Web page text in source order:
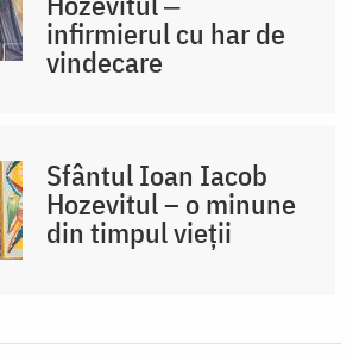
infirmierul cu har de
vindecare
Sfântul Ioan Iacob
Hozevitul – o minune
din timpul vieții